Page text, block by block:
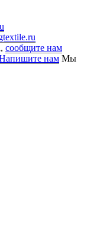
сообщите нам
нам Мы